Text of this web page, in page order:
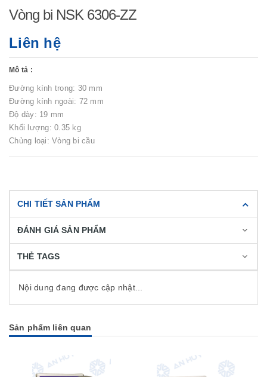
Vòng bi NSK 6306-ZZ
Liên hệ
Mô tả :
Đường kính trong: 30 mm
Đường kính ngoài: 72 mm
Độ dày: 19 mm
Khối lượng: 0.35 kg
Chủng loại: Vòng bi cầu
CHI TIẾT SẢN PHẨM
ĐÁNH GIÁ SẢN PHẨM
THẺ TAGS
Nội dung đang được cập nhật...
Sản phẩm liên quan